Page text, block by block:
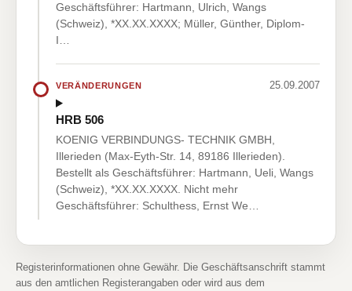
Geschäftsführer: Hartmann, Ulrich, Wangs
(Schweiz), *XX.XX.XXXX; Müller, Günther, Diplom-
I…
VERÄNDERUNGEN 25.09.2007
HRB 506
KOENIG VERBINDUNGS- TECHNIK GMBH,
Illerieden (Max-Eyth-Str. 14, 89186 Illerieden).
Bestellt als Geschäftsführer: Hartmann, Ueli, Wangs
(Schweiz), *XX.XX.XXXX. Nicht mehr
Geschäftsführer: Schulthess, Ernst We…
Registerinformationen ohne Gewähr. Die Geschäftsanschrift stammt
aus den amtlichen Registerangaben oder wird aus dem